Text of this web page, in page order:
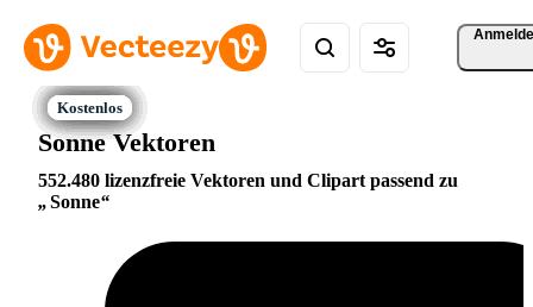
Sonne Vektoren
552.480 lizenzfreie Vektoren und Clipart passend zu
Sonne